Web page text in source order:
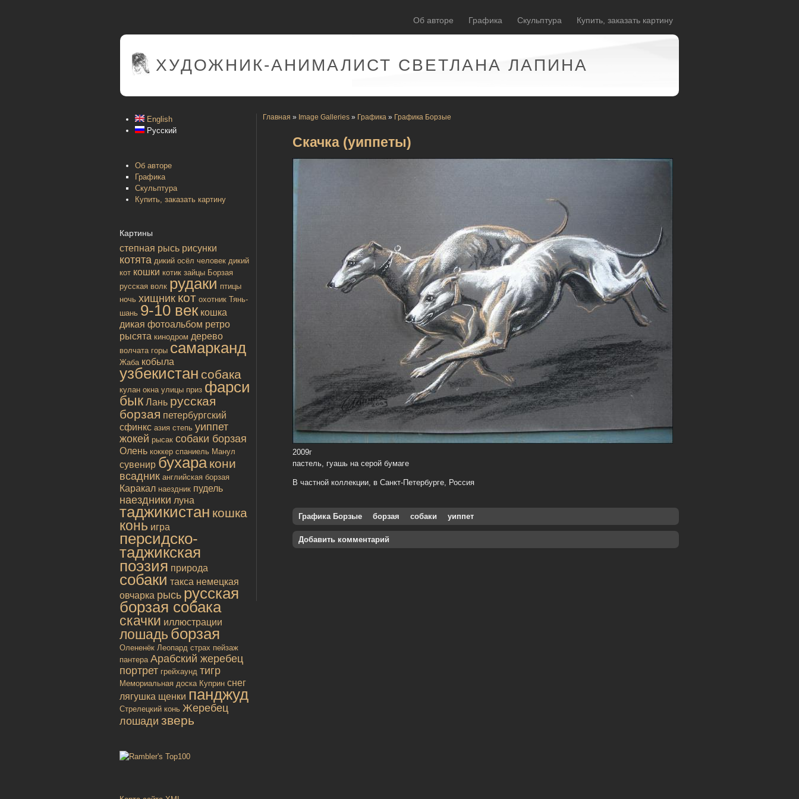
Об авторе Графика Скульптура Купить, заказать картину
ХУДОЖНИК-АНИМАЛИСТ СВЕТЛАНА ЛАПИНА
English
Русский
Об авторе
Графика
Скульптура
Купить, заказать картину
Картины
степная рысь рисунки
котята дикий осёл человек дикий
кот кошки котик зайцы Борзая
русская волк рудаки птицы
ночь хищник кот охотник Тянь-
шань 9-10 век кошка
дикая фотоальбом ретро
рысята кинодром дерево
волчата горы самарканд
Жаба кобыла
узбекистан собака
кулан окна улицы приз фарси
бык Лань русская
борзая петербургский
сфинкс азия степь уиппет
жокей рысак собаки борзая
Олень коккер спаниель Манул
сувенир бухара кони
всадник английская борзая
Каракал наездник пудель
наездники луна
таджикистан кошка
конь игра
персидско-
таджикская
поэзия природа
собаки такса немецкая
овчарка рысь русская
борзая собака
скачки иллюстрации
лошадь борзая
Олененёк Леопард страх пейзаж
пантера Арабский жеребец
портрет грейхаунд тигр
Мемориальная доска Куприн снег
лягушка щенки панджуд
Стрелецкий конь Жеребец
лошади зверь
Главная » Image Galleries » Графика » Графика Борзые
Скачка (уиппеты)
2009г
пастель, гуашь на серой бумаге
В частной коллекции, в Санкт-Петербурге, Россия
Графика Борзые борзая собаки уиппет
Добавить комментарий